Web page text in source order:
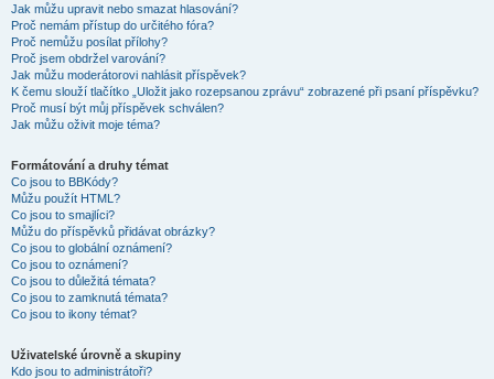
Jak můžu upravit nebo smazat hlasování?
Proč nemám přístup do určitého fóra?
Proč nemůžu posílat přílohy?
Proč jsem obdržel varování?
Jak můžu moderátorovi nahlásit příspěvek?
K čemu slouží tlačítko „Uložit jako rozepsanou zprávu“ zobrazené při psaní příspěvku?
Proč musí být můj příspěvek schválen?
Jak můžu oživit moje téma?
Formátování a druhy témat
Co jsou to BBKódy?
Můžu použít HTML?
Co jsou to smajlíci?
Můžu do příspěvků přidávat obrázky?
Co jsou to globální oznámení?
Co jsou to oznámení?
Co jsou to důležitá témata?
Co jsou to zamknutá témata?
Co jsou to ikony témat?
Uživatelské úrovně a skupiny
Kdo jsou to administrátoři?